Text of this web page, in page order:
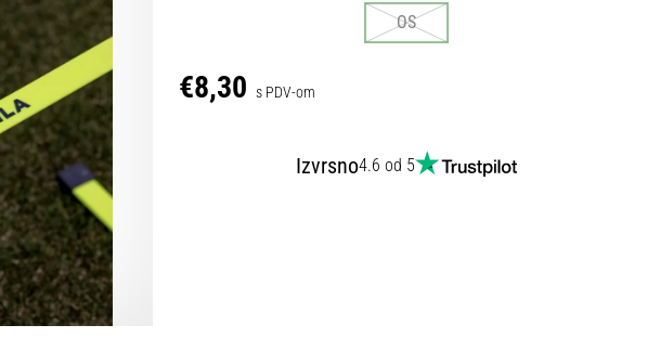
OS
€8,30 s PDV-om
Izvrsno4.6 od 5